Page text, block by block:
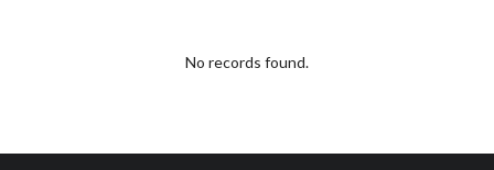
No records found.